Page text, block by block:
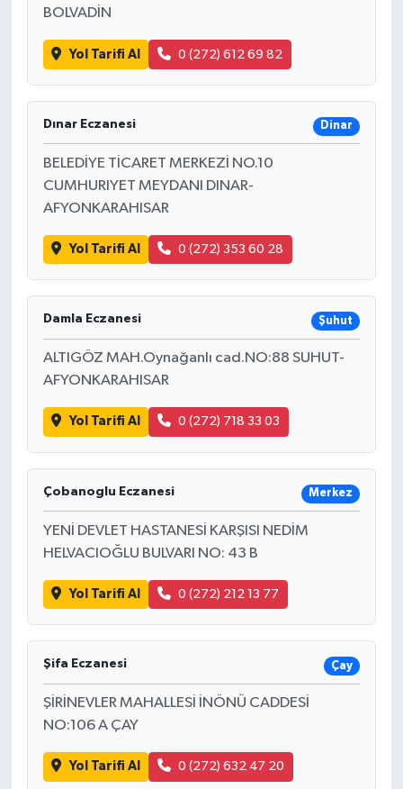
BOLVADİN
Yol Tarifi Al 0 (272) 612 69 82
Dınar Eczanesi Dinar
BELEDİYE TİCARET MERKEZİ NO.10
CUMHURIYET MEYDANI DINAR-
AFYONKARAHISAR
Yol Tarifi Al 0 (272) 353 60 28
Damla Eczanesi Şuhut
ALTIGÖZ MAH.Oynağanlı cad.NO:88 SUHUT-
AFYONKARAHISAR
Yol Tarifi Al 0 (272) 718 33 03
Çobanoglu Eczanesi Merkez
YENİ DEVLET HASTANESİ KARŞISI NEDİM
HELVACIOĞLU BULVARI NO: 43 B
Yol Tarifi Al 0 (272) 212 13 77
Şifa Eczanesi Çay
ŞİRİNEVLER MAHALLESİ İNÖNÜ CADDESİ
NO:106 A ÇAY
Yol Tarifi Al 0 (272) 632 47 20